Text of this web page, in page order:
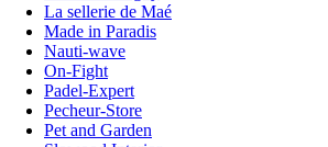
La sellerie de Maé
Made in Paradis
Nauti-wave
On-Fight
Padel-Expert
Pecheur-Store
Pet and Garden